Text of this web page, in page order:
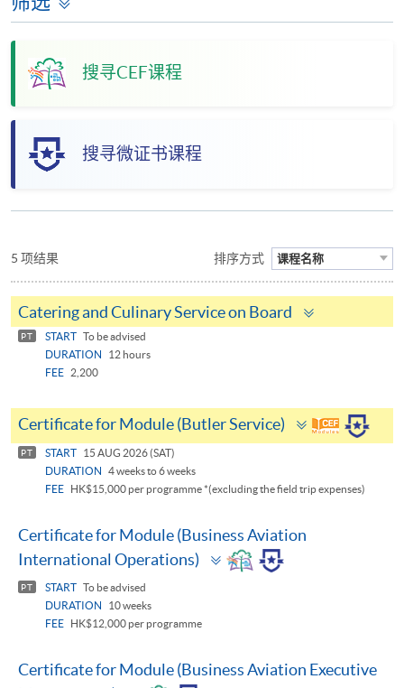
搜寻CEF课程
搜寻微证书课程
5 项结果 排序方式 课程名称
Catering and Culinary Service on Board
panel
PT START To be advised
DURATION
12 hours
FEE
2,200
Certificate for Module (Butler Service)
Toggle
panel
PT START
15 AUG 2026 (SAT)
DURATION
4 weeks to 6 weeks
FEE
HK$15,000 per programme *(excluding the field trip expenses)
Certificate for Module (Business Aviation
International Operations)
Toggle
panel
PT START To be advised
DURATION
10 weeks
FEE
HK$12,000 per programme
Certificate for Module (Business Aviation Executive